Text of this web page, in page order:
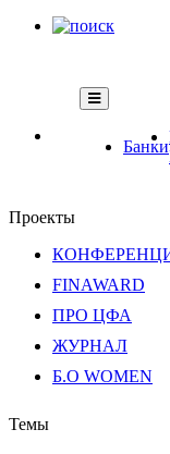
Банки
Проекты
FINAWARD
ПРО ЦФА
ЖУРНАЛ
Б.О WOMEN
Темы